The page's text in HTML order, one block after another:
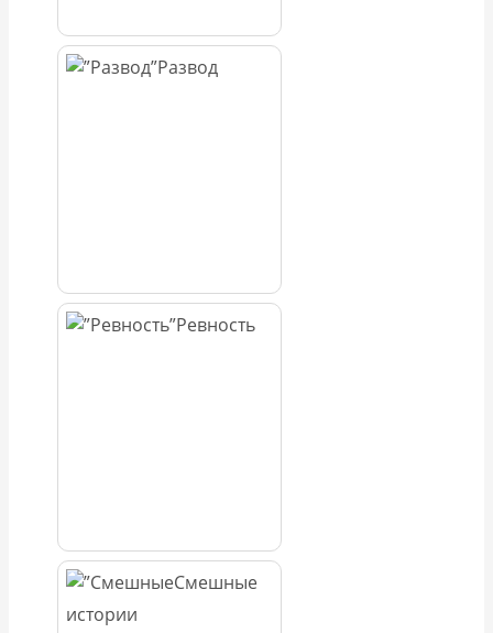
Развод
Ревность
Смешные
истории